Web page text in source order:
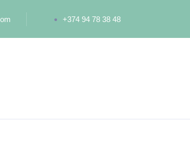
+374 94 78 38 48